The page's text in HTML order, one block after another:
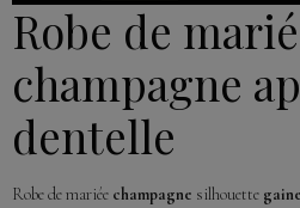
Robe de
champagne
dentelle
Robe de mariée champagne silhouette